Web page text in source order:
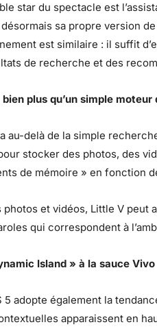
star du spectacle est
sa propre version
est similaire : il suffit
de recherche et des
plus qu’un simple
au-delà de la simple
stocker des photos, des
de mémoire » en fonction
photos et vidéos, Little V peut
qui correspondent à
Island » à la sauce Vivo
5 adopte également la
apparaissent en